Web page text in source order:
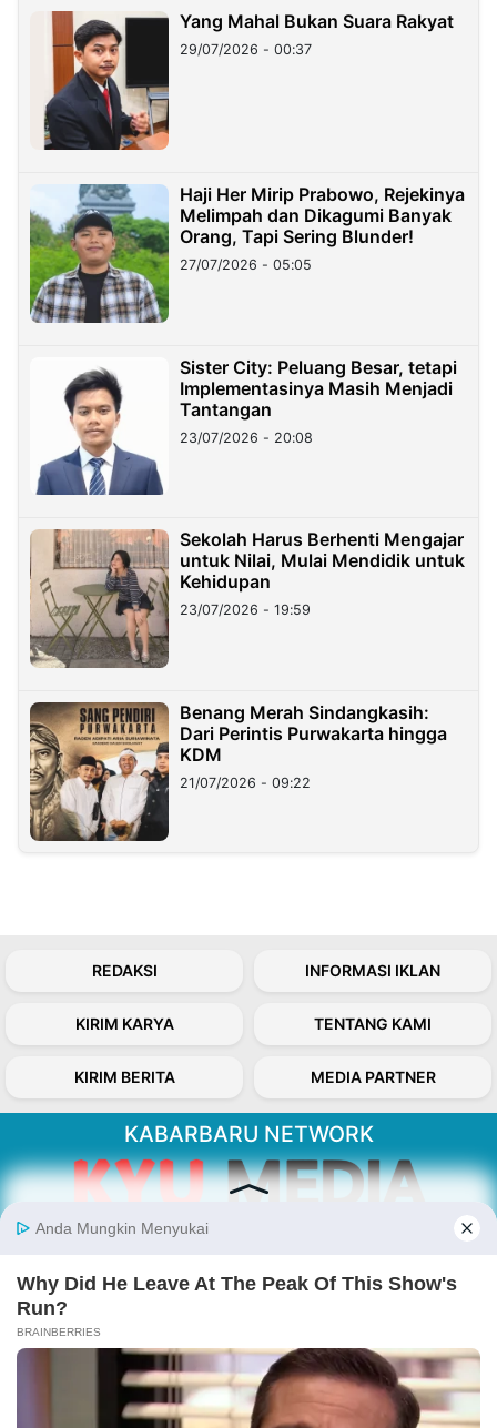
Yang Mahal Bukan Suara Rakyat
29/07/2026 - 00:37
Haji Her Mirip Prabowo, Rejekinya
Melimpah dan Dikagumi Banyak
Orang, Tapi Sering Blunder!
27/07/2026 - 05:05
Sister City: Peluang Besar, tetapi
Implementasinya Masih Menjadi
Tantangan
23/07/2026 - 20:08
Sekolah Harus Berhenti Mengajar
untuk Nilai, Mulai Mendidik untuk
Kehidupan
23/07/2026 - 19:59
Benang Merah Sindangkasih:
Dari Perintis Purwakarta hingga
KDM
21/07/2026 - 09:22
REDAKSI INFORMASI IKLAN
KIRIM KARYA TENTANG KAMI
KIRIM BERITA MEDIA PARTNER
KABARBARU NETWORK
Follow Kabarbaru